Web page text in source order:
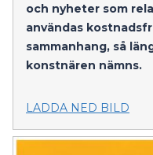
och nyheter som
användas
sammanhang, så
konstnären nämns.
LADDA NED BILD